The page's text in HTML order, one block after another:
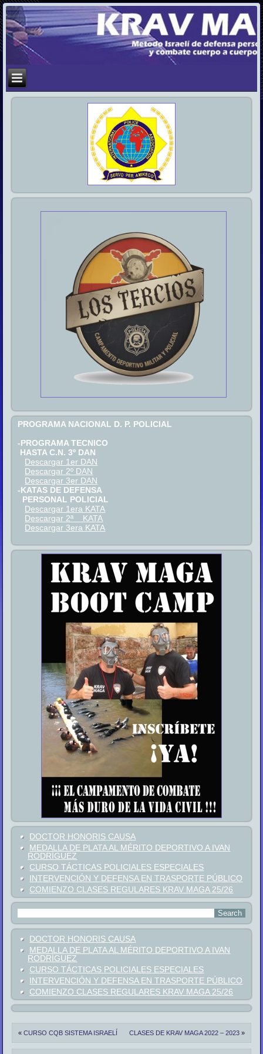
PROGRAMA NACIONAL D. P. POLICIAL
-PROGRAMA TECNICO
HASTA C.N. 3º DAN
Descargar 1er DAN
Descargar 2º DAN
Descargar 3er DAN
-KATAS DE DEFENSA
PERSONAL POLICIAL
Descargar 1era KATA
Descargar 2ª KATA
Descargar 3era KATA
DOCTOR HONORIS CAUSA
MEDALLA DE PLATA AL MÉRITO DEPORTIVO A IVAN
RODRÍGUEZ
CURSO TÁCTICAS POLICIALES ESPECIALES
INTERVENCIÓN Y DEFENSA EN TRASPORTE PÚBLICO
COMIENZO CLASES REGULARES KRAV MAGA 25/26
DOCTOR HONORIS CAUSA
MEDALLA DE PLATA AL MÉRITO DEPORTIVO A IVAN
RODRÍGUEZ
CURSO TÁCTICAS POLICIALES ESPECIALES
INTERVENCIÓN Y DEFENSA EN TRASPORTE PÚBLICO
COMIENZO CLASES REGULARES KRAV MAGA 25/26
«CURSO CQB SISTEMA ISRAELÍ CLASES DE KRAV MAGA 2022 – 2023»